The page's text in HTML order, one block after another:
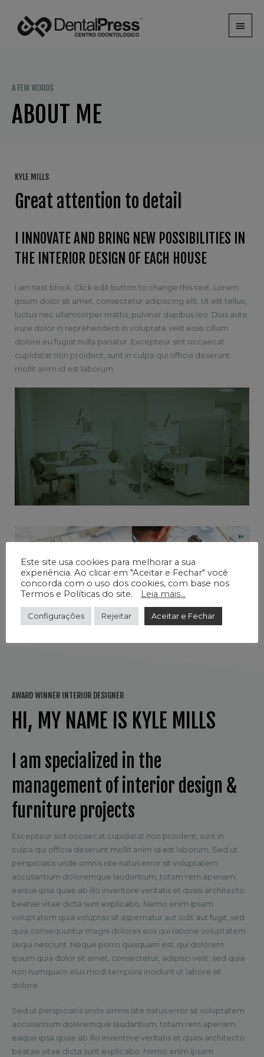
A FEW WORDS
ABOUT ME
KYLE MILLS
Great attention to detail
I INNOVATE AND BRING NEW POSSIBILITIES IN
THE INTERIOR DESIGN OF EACH HOUSE
I am text block. Click edit button to change this text. Lorem
ipsum dolor sit amet, consectetur adipiscing elit. Ut elit tellus,
luctus nec ullamcorper mattis, pulvinar dapibus leo. Duis aute
irure dolor in reprehenderit in voluptate velit esse cillum
dolore eu fugiat nulla pariatur. Excepteur sint occaecat
cupidatat non proident, sunt in culpa qui officia deserunt
mollit anim id est laborum.
AWARD WINNER INTERIOR DESIGNER
HI, MY NAME IS KYLE MILLS
I am specialized in the
management of interior design &
furniture projects
Excepteur sint occaecat cupidatat non proident, sunt in
culpa qui officia deserunt mollit anim id est laborum. Sed ut
perspiciatis unde omnis iste natus error sit voluptatem
accusantium doloremque laudantium, totam rem aperiam,
eaque ipsa quae ab illo inventore veritatis et quasi architecto
beatae vitae dicta sunt explicabo. Nemo enim ipsam
voluptatem quia voluptas sit aspernatur aut odit aut fugit, sed
quia consequuntur magni dolores eos qui ratione voluptatem
sequi nesciunt. Neque porro quisquam est, qui dolorem
ipsum quia dolor sit amet, consectetur, adipisci velit, sed quia
non numquam eius modi tempora incidunt ut labore et
dolore.
Sed ut perspiciatis unde omnis iste natus error sit voluptatem
accusantium doloremque laudantium, totam rem aperiam,
eaque ipsa quae ab illo inventore veritatis et quasi architecto
beatae vitae dicta sunt explicabo. Nemo enim ipsam
Este site usa cookies para melhorar a sua
experiência. Ao clicar em "Aceitar e Fechar" você
concorda com o uso dos cookies, com base nos
Termos e Políticas do site.
Leia mais...
Configurações Rejeitar Aceitar e Fechar